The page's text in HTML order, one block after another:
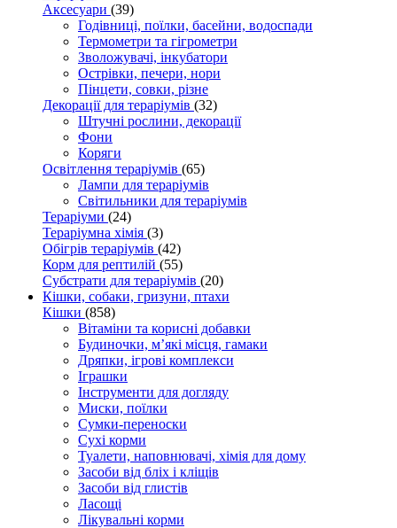
Аксесуари (39)
Годівниці, поїлки, басейни, водоспади
Термометри та гігрометри
Зволожувачі, інкубатори
Острівки, печери, нори
Пінцети, совки, різне
Декорації для тераріумів (32)
Штучні рослини, декорації
Фони
Коряги
Освітлення тераріумів (65)
Лампи для тераріумів
Світильники для тераріумів
Тераріуми (24)
Тераріумна хімія (3)
Обігрів тераріумів (42)
Корм для рептилій (55)
Субстрати для тераріумів (20)
Кішки, собаки, гризуни, птахи
Кішки (858)
Вітаміни та корисні добавки
Будиночки, м’які місця, гамаки
Дряпки, ігрові комплекси
Іграшки
Інструменти для догляду
Миски, поїлки
Сумки-переноски
Сухі корми
Туалети, наповнювачі, хімія для дому
Засоби від бліх і кліщів
Засоби від глистів
Ласощі
Лікувальні корми